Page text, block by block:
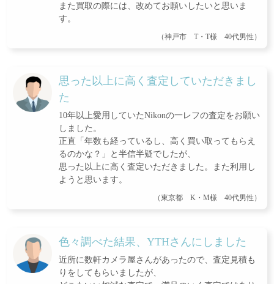
また買取の際には、改めてお願いしたいと思いま
す。
（神戸市 T・T様 40代男性）
思った以上に高く査定していただきまし
た
10年以上愛用していたNikonの一レフの査定をお願い
しました。
正直「年数も経っているし、高く買い取ってもらえ
るのかな？」と半信半疑でしたが、
思った以上に高く査定いただきました。また利用し
ようと思います。
（東京都 K・M様 40代男性）
色々調べた結果、YTHさんにしました
近所に数軒カメラ屋さんがあったので、査定見積も
りをしてもらいましたが、